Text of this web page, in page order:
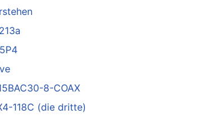
8-COAX
118C (die dritte)